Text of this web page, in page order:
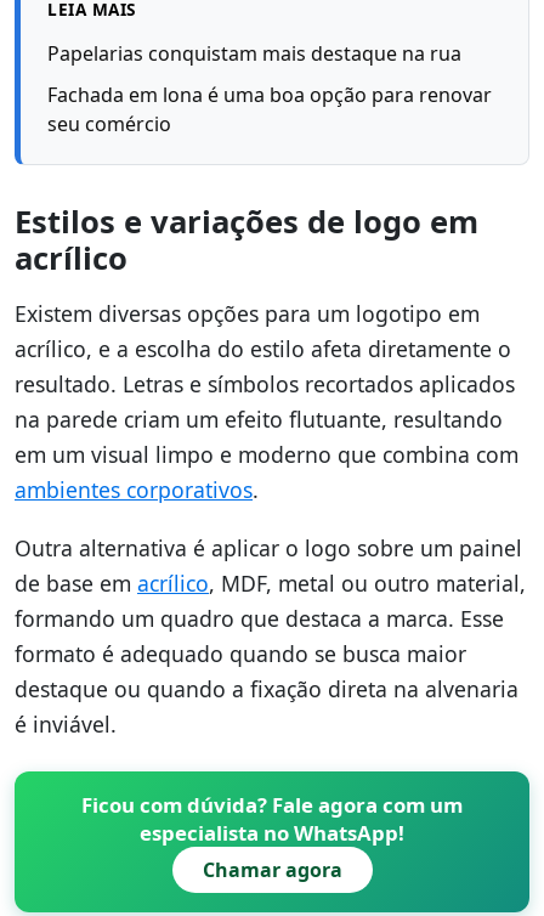
LEIA MAIS
Papelarias conquistam mais destaque na rua
Fachada em lona é uma boa opção para renovar
seu comércio
Estilos e variações de logo em
acrílico
Existem diversas opções para um logotipo em
acrílico, e a escolha do estilo afeta diretamente o
resultado. Letras e símbolos recortados aplicados
na parede criam um efeito flutuante, resultando
em um visual limpo e moderno que combina com
ambientes corporativos.
Outra alternativa é aplicar o logo sobre um painel
de base em acrílico, MDF, metal ou outro material,
formando um quadro que destaca a marca. Esse
formato é adequado quando se busca maior
destaque ou quando a fixação direta na alvenaria
é inviável.
Ficou com dúvida? Fale agora com um
especialista no WhatsApp!
Chamar agora